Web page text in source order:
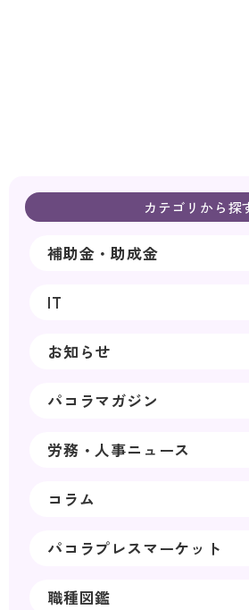
カテゴリから探
補助金・助成金
IT
お知らせ
パコラマガジン
労務・人事ニュース
コラム
パコラプレスマーケット
職種図鑑